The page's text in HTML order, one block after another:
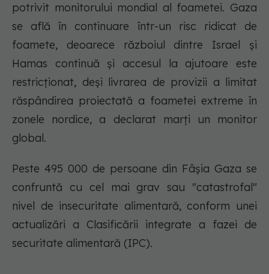
potrivit monitorului mondial al foametei. Gaza
se află în continuare într-un risc ridicat de
foamete, deoarece războiul dintre Israel și
Hamas continuă și accesul la ajutoare este
restricționat, deși livrarea de provizii a limitat
răspândirea proiectată a foametei extreme în
zonele nordice, a declarat marți un monitor
global.
Peste 495 000 de persoane din Fâșia Gaza se
confruntă cu cel mai grav sau "catastrofal"
nivel de insecuritate alimentară, conform unei
actualizări a Clasificării integrate a fazei de
securitate alimentară (IPC).